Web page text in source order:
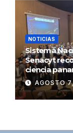
NOTICIAS
Sistema
Senacyt
ciencia
AGOSTO